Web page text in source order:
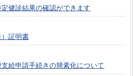
定健診結果の確認ができます
証明書
給申請手続きの簡素化について